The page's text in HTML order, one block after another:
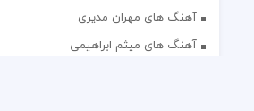
آهنگ های مهران مدیری
آهنگ های میثم ابراهیمی